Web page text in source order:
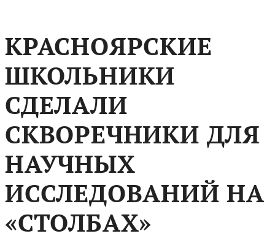
​КРАСНОЯРСКИЕ
ШКОЛЬНИКИ
СДЕЛАЛИ
СКВОРЕЧНИКИ ДЛЯ
НАУЧНЫХ
ИССЛЕДОВАНИЙ НА
«СТОЛБАХ»